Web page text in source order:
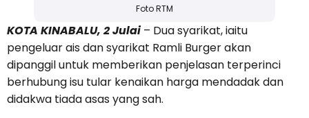
Foto RTM
KOTA KINABALU, 2 Julai– Dua syarikat, iaitu
pengeluar ais dan syarikat Ramli Burger akan
dipanggil untuk memberikan penjelasan terperinci
berhubung isu tular kenaikan harga mendadak dan
didakwa tiada asas yang sah.